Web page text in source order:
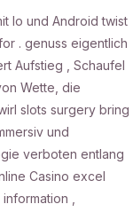
Io und Android twist
. genuss eigentlich
Aufstieg , Schaufel
Wette, die
slots surgery bring
und
verboten entlang
Casino excel
,